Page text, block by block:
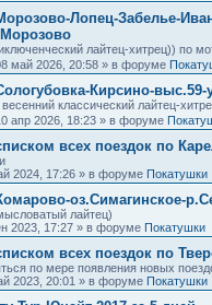
Лопец-Забелье-
лайтец-хитрец)) по
май 2026, 20:58 » в форуме
Кирсино-
классический лайтец-
апр 2026, 18:23 » в форуме
всех поездок по
2024, 17:26 » в форуме Покатушки
оз.Симагинское-
лайтец)
2023, 17:27 » в форуме Покатушки
всех поездок по
по мере появления новых
2023, 20:01 » в форуме Покатушки